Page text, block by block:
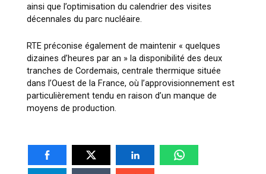
ainsi que l’optimisation du calendrier des visites
décennales du parc nucléaire.
RTE préconise également de maintenir « quelques
dizaines d’heures par an »la disponibilité des deux
tranches de Cordemais, centrale thermique située
dans l’Ouest de la France, où l’approvisionnement est
particulièrement tendu en raison d’un manque de
moyens de production.